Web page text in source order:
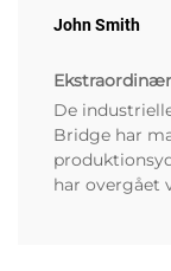
John Smith
De
Bridge har
har overgået